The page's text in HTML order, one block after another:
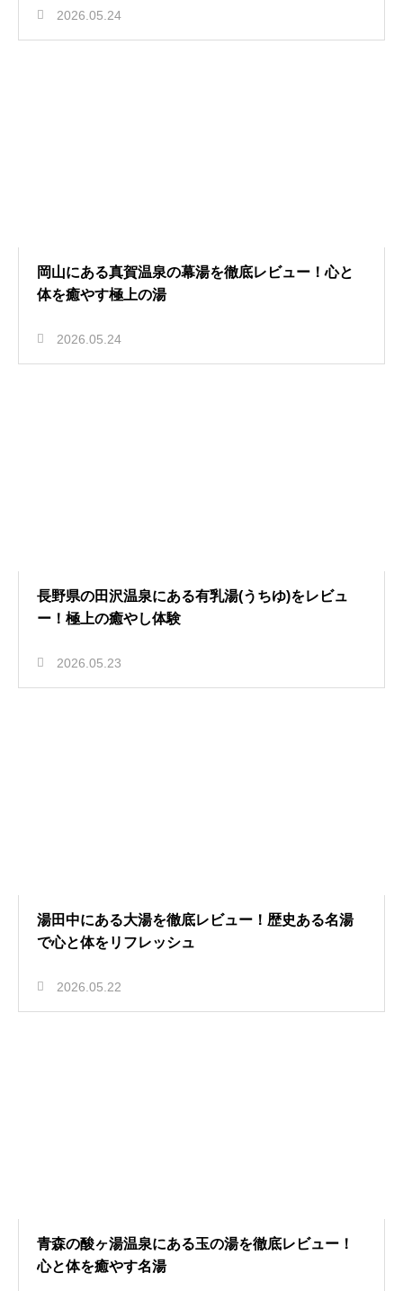
2026.05.24
岡山にある真賀温泉の幕湯を徹底レビュー！心と
体を癒やす極上の湯
2026.05.24
長野県の田沢温泉にある有乳湯(うちゆ)をレビュ
ー！極上の癒やし体験
2026.05.23
湯田中にある大湯を徹底レビュー！歴史ある名湯
で心と体をリフレッシュ
2026.05.22
青森の酸ヶ湯温泉にある玉の湯を徹底レビュー！
心と体を癒やす名湯